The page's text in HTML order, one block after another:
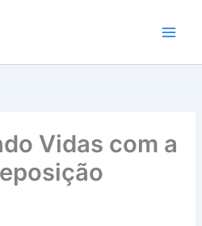
Vidas com a